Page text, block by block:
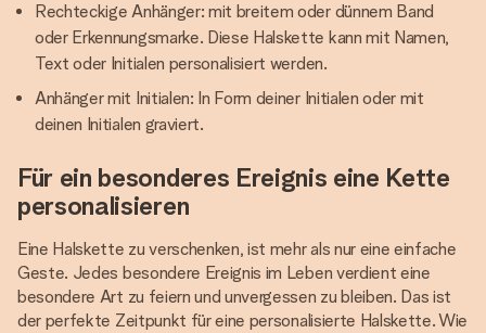
Rechteckige Anhänger: mit breitem oder dünnem Band
oder Erkennungsmarke. Diese Halskette kann mit Namen,
Text oder Initialen personalisiert werden.
Anhänger mit Initialen: In Form deiner Initialen oder mit
deinen Initialen graviert.
Für ein besonderes Ereignis eine Kette
personalisieren
Eine Halskette zu verschenken, ist mehr als nur eine einfache
Geste. Jedes besondere Ereignis im Leben verdient eine
besondere Art zu feiern und unvergessen zu bleiben. Das ist
der perfekte Zeitpunkt für eine personalisierte Halskette. Wie